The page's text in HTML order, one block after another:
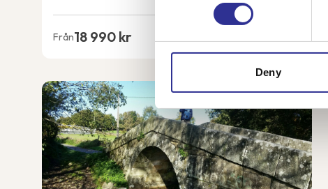
Deny
Från18 990 kr